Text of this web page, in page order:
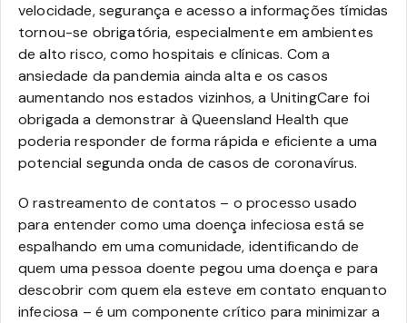
velocidade, segurança e acesso a informações tímidas
tornou-se obrigatória, especialmente em ambientes
de alto risco, como hospitais e clínicas. Com a
ansiedade da pandemia ainda alta e os casos
aumentando nos estados vizinhos, a UnitingCare foi
obrigada a demonstrar à Queensland Health que
poderia responder de forma rápida e eficiente a uma
potencial segunda onda de casos de coronavírus.
O rastreamento de contatos – o processo usado
para entender como uma doença infeciosa está se
espalhando em uma comunidade, identificando de
quem uma pessoa doente pegou uma doença e para
descobrir com quem ela esteve em contato enquanto
infeciosa – é um componente crítico para minimizar a